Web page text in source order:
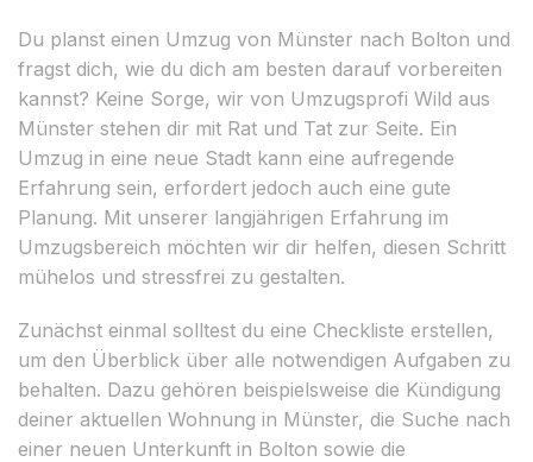
Du planst einen Umzug von Münster nach Bolton und
fragst dich, wie du dich am besten darauf vorbereiten
kannst? Keine Sorge, wir von Umzugsprofi Wild aus
Münster stehen dir mit Rat und Tat zur Seite. Ein
Umzug in eine neue Stadt kann eine aufregende
Erfahrung sein, erfordert jedoch auch eine gute
Planung. Mit unserer langjährigen Erfahrung im
Umzugsbereich möchten wir dir helfen, diesen Schritt
mühelos und stressfrei zu gestalten.
Zunächst einmal solltest du eine Checkliste erstellen,
um den Überblick über alle notwendigen Aufgaben zu
behalten. Dazu gehören beispielsweise die Kündigung
deiner aktuellen Wohnung in Münster, die Suche nach
einer neuen Unterkunft in Bolton sowie die